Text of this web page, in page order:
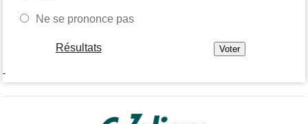
Ne se prononce pas
Résultats
-